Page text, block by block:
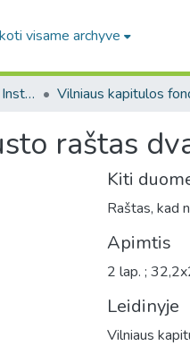
visame archyve
5.3. Institucijų rinkiniai / Institutional collections
raštas
Kiti
Raštas, kad
Apimtis
2 lap. ;
Leidinyje
Vilniaus